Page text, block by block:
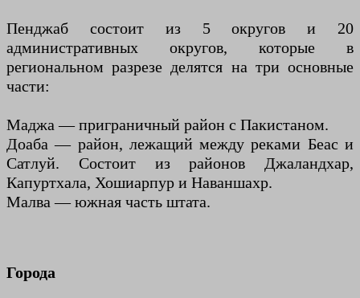
Пенджаб состоит из 5 округов и 20
административных округов, которые в
региональном разрезе делятся на три основные
части:
Маджа — приграничный район с Пакистаном.
Доаба — район, лежащий между реками Беас и
Сатлуй. Состоит из районов Джаландхар,
Капуртхала, Хошиарпур и Наваншахр.
Малва — южная часть штата.
Города